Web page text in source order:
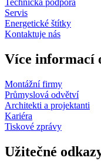
Technická podpora
Servis
Energetické štítky
Kontaktuje nás
Více informací
Montážní firmy
Průmyslová odvětví
Architekti a projektanti
Kariéra
Tiskové zprávy
Užitečné